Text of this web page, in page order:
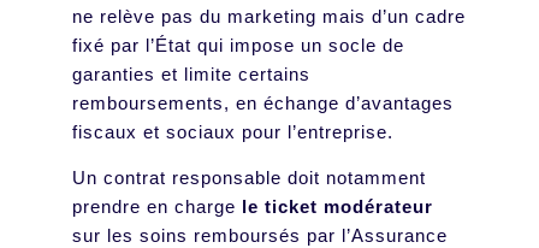
ne relève pas du marketing mais d’un cadre
fixé par l’État qui impose un socle de
garanties et limite certains
remboursements, en échange d’avantages
fiscaux et sociaux pour l’entreprise.
Un contrat responsable doit notamment
prendre en charge le ticket modérateur
sur les soins remboursés par l’Assurance